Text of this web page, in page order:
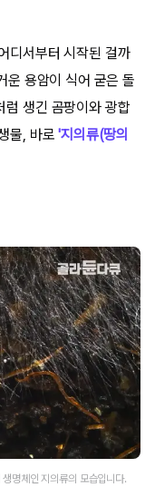
디서부터 시작된 걸까
운 용암이 식어 굳은 돌
럼 생긴 곰팡이와 광합
물, 바로'지의류(땅의
명체인 지의류의 모습입니다.